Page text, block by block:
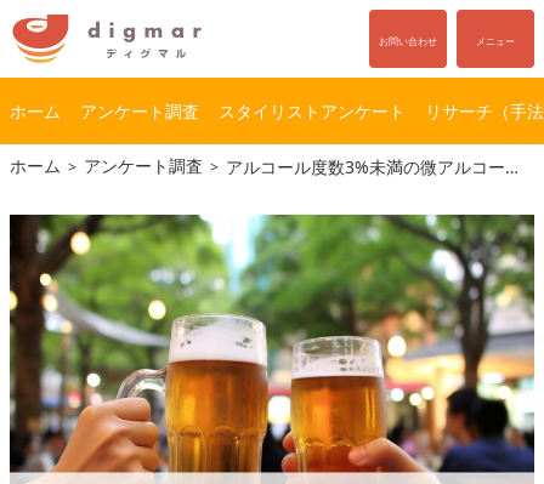
コ
ン
ツ
へ
ス
キ
プ
ナ
ビ
シ
ョ
ン
に
動
お問い合わせ メニュー
ホーム アンケート調査 スタイリストアンケート リサーチ（手
ホーム アンケート調査 アルコール度数3%未満の微アルコールのビールテイスト飲料・低アルコールのビール系飲料及びその飲用シーンに関する実態調査